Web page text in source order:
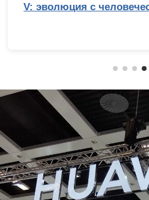
V: эволюция с